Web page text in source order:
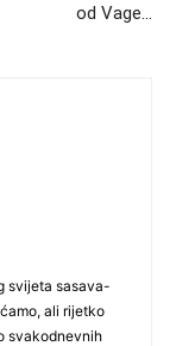
od Vage…
svijeta sasava-
ali rijetko
svakodnevnih